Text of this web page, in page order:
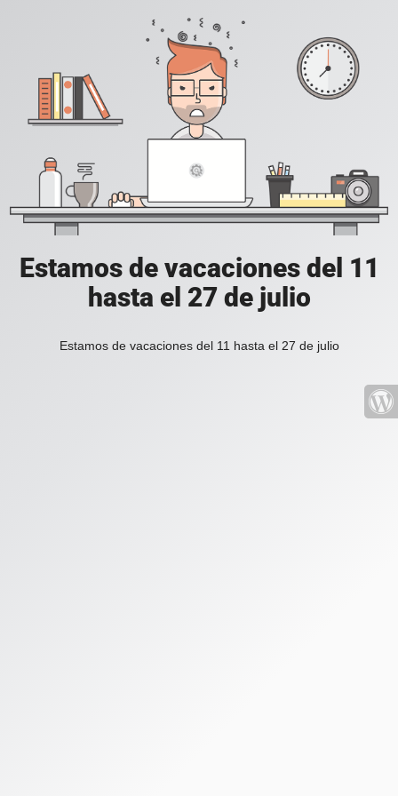
Estamos de vacaciones del 11
hasta el 27 de julio
Estamos de vacaciones del 11 hasta el 27 de julio